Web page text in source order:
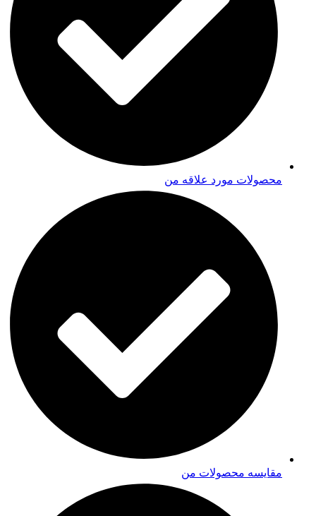
محصولات مورد علاقه من
مقایسه محصولات من